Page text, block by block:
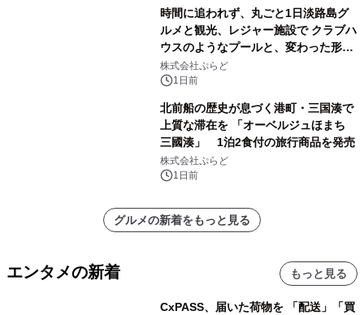
時間に追われず、丸ごと1日淡路島グ
ルメと観光、レジャー施設で クラブハ
ウスのようなプールと、変わった形の
サウナも 「THE BOXY AWAJI」のお
得な素泊まり連泊プランで
株式会社ぷらど
1日前
北前船の歴史が息づく港町・三国湊で
上質な滞在を 「オーベルジュほまち
三國湊」 1泊2食付の旅行商品を発売
株式会社ぷらど
1日前
グルメの新着をもっと見る
エンタメの新着 もっと見る
CxPASS、届いた荷物を 「配送」「買